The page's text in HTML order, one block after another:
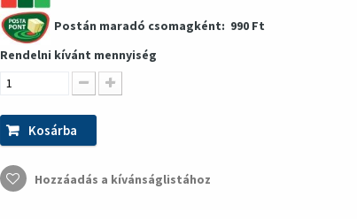
Postán maradó csomagként: 990 Ft
Rendelni kívánt mennyiség
Kosárba
Hozzáadás a kívánságlistához